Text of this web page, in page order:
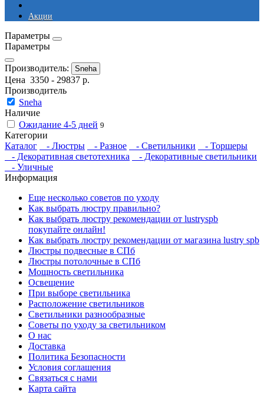
Акции
Параметры
Параметры
Производитель: Sneha
Цена 3350 - 29837 р.
Производитель
Sneha
Наличие
Ожидание 4-5 дней 9
Категории
Каталог
- Люстры - Разное - Светильники
- Торшеры
- Декоративная светотехника
- Декоративные светильники
- Уличные
Информация
Еще несколько советов по уходу
Как выбрать люстру правильно?
Как выбрать люстру рекомендации от lustryspb
покупайте онлайн!
Как выбрать люстру рекомендации от магазина lustry spb
Люстры подвесные в СПб
Люстры потолочные в СПб
Мощность светильника
Освещение
При выборе светильника
Расположение светильников
Светильники разнообразные
Советы по уходу за светильником
О нас
Доставка
Политика Безопасности
Условия соглашения
Связаться с нами
Карта сайта